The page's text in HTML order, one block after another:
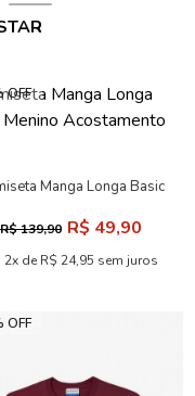
OFF
Manga Longa Basic
R$ 139,90 R$ 49,90
2x de R$ 24,95 sem juros
OFF